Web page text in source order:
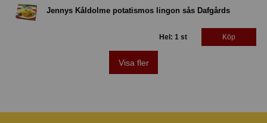
Jennys Kåldolme potatismos lingon sås Dafgårds
Hel: 1 st Köp
Visa fler